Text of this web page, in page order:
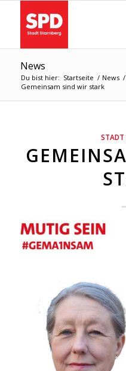
News
Du bist hier: Startseite / News /
Gemeinsam sind wir stark
STADT